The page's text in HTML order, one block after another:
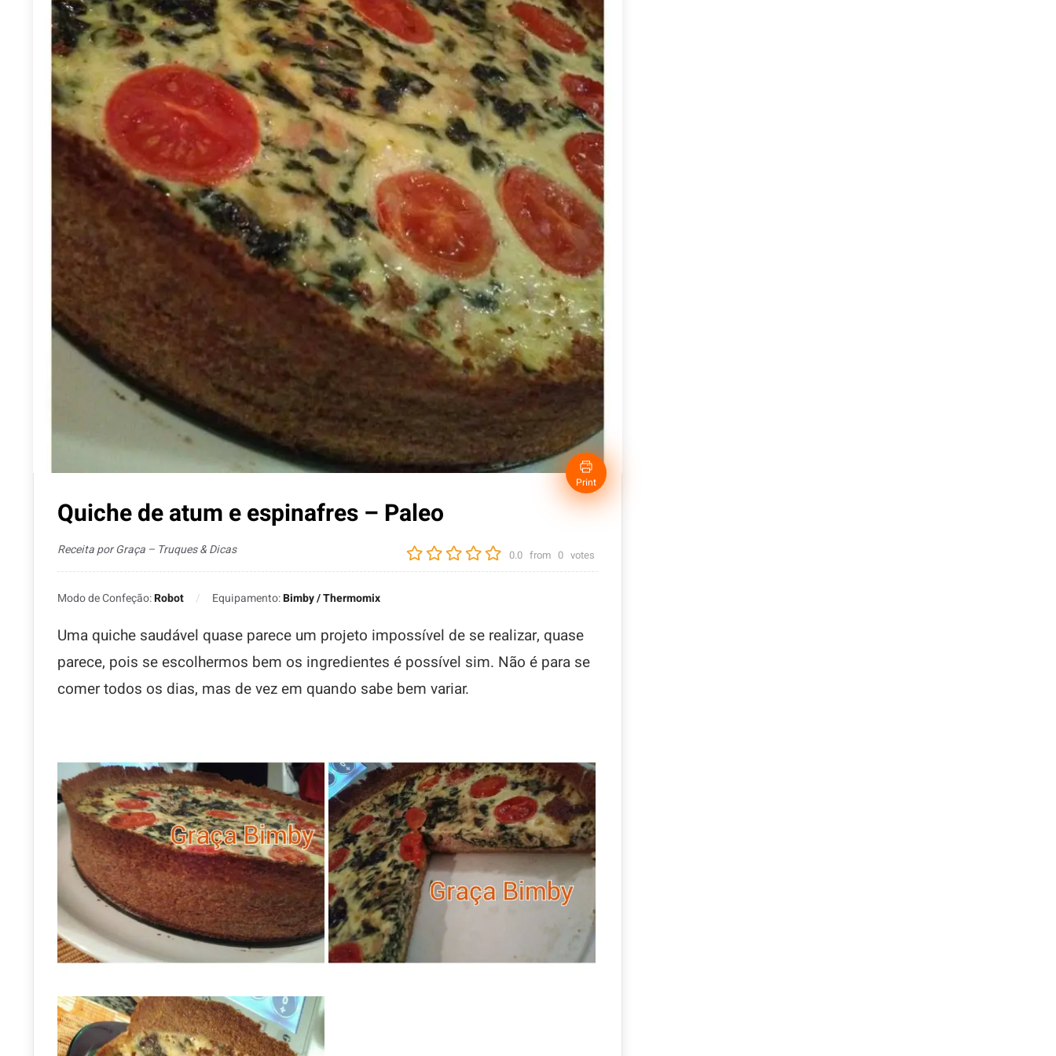
Print
Quiche de atum e espinafres – Paleo
0.0 from 0 votes
Receita por Graça – Truques & Dicas
Modo de Confeção:Robot Equipamento:Bimby / Thermomix
Uma quiche saudável quase parece um projeto impossível de se realizar, quase
parece, pois se escolhermos bem os ingredientes é possível sim. Não é para se
comer todos os dias, mas de vez em quando sabe bem variar.